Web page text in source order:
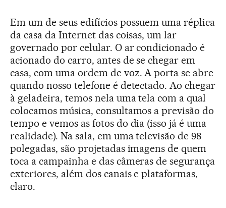
Em um de seus edifícios possuem uma réplica
da casa da Internet das coisas, um lar
governado por celular. O ar condicionado é
acionado do carro, antes de se chegar em
casa, com uma ordem de voz. A porta se abre
quando nosso telefone é detectado. Ao chegar
à geladeira, temos nela uma tela com a qual
colocamos música, consultamos a previsão do
tempo e vemos as fotos do dia (isso já é uma
realidade). Na sala, em uma televisão de 98
polegadas, são projetadas imagens de quem
toca a campainha e das câmeras de segurança
exteriores, além dos canais e plataformas,
claro.